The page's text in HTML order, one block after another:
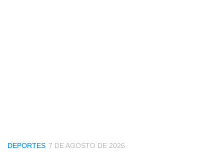
DEPORTES 7 DE AGOSTO DE 2026